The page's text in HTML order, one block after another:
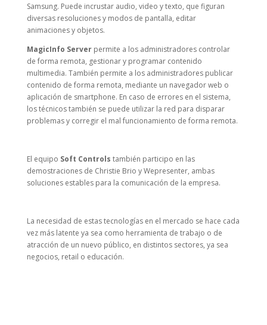
Samsung. Puede incrustar audio, video y texto, que figuran
diversas resoluciones y modos de pantalla, editar
animaciones y objetos.
MagicInfo Serverpermite a los administradores controlar
de forma remota, gestionar y programar contenido
multimedia. También permite a los administradores publicar
contenido de forma remota, mediante un navegador web o
aplicación de smartphone. En caso de errores en el sistema,
los técnicos también se puede utilizar la red para disparar
problemas y corregir el mal funcionamiento de forma remota.
El equipo Soft Controls también participo en las
demostraciones de Christie Brio y Wepresenter, ambas
soluciones estables para la comunicación de la empresa.
La necesidad de estas tecnologías en el mercado se hace cada
vez más latente ya sea como herramienta de trabajo o de
atracción de un nuevo público, en distintos sectores, ya sea
negocios, retail o educación.